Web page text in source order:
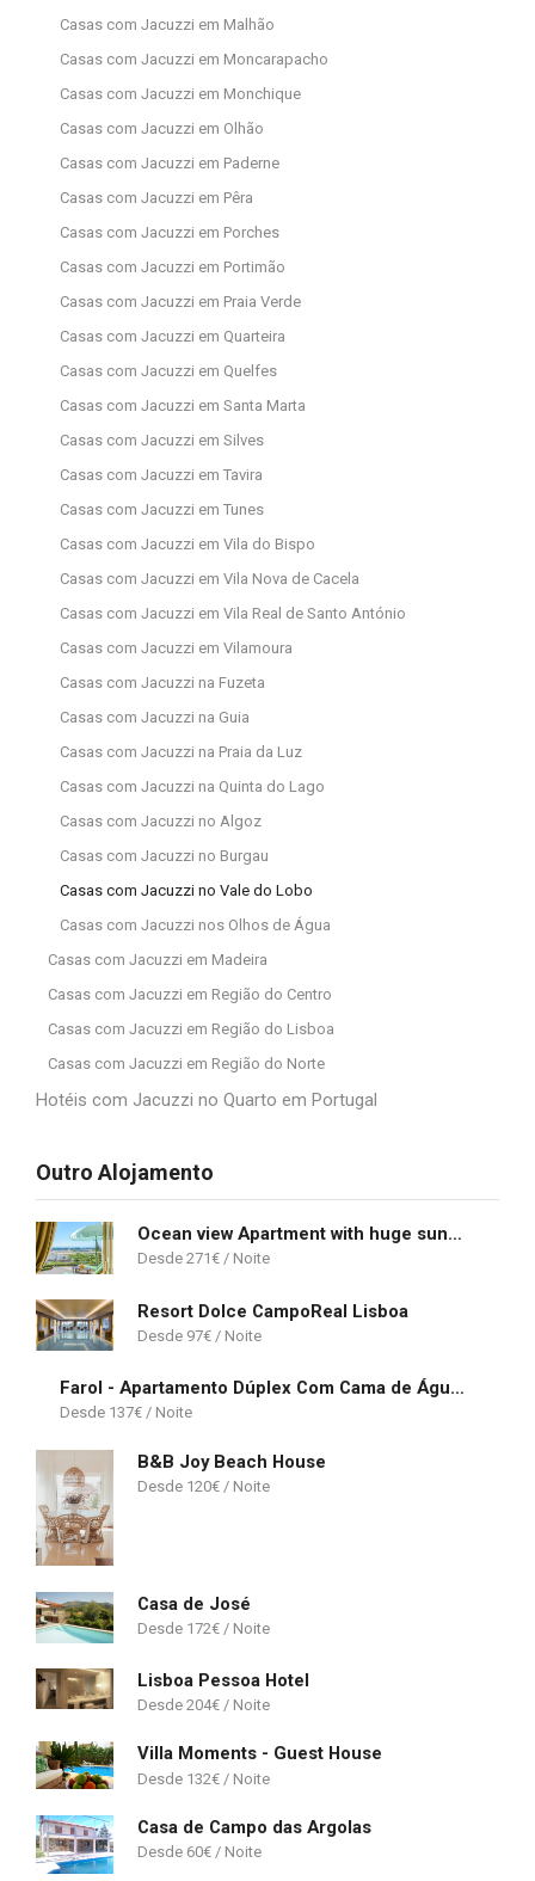
Casas com Jacuzzi em Malhão
Casas com Jacuzzi em Moncarapacho
Casas com Jacuzzi em Monchique
Casas com Jacuzzi em Olhão
Casas com Jacuzzi em Paderne
Casas com Jacuzzi em Pêra
Casas com Jacuzzi em Porches
Casas com Jacuzzi em Portimão
Casas com Jacuzzi em Praia Verde
Casas com Jacuzzi em Quarteira
Casas com Jacuzzi em Quelfes
Casas com Jacuzzi em Santa Marta
Casas com Jacuzzi em Silves
Casas com Jacuzzi em Tavira
Casas com Jacuzzi em Tunes
Casas com Jacuzzi em Vila do Bispo
Casas com Jacuzzi em Vila Nova de Cacela
Casas com Jacuzzi em Vila Real de Santo António
Casas com Jacuzzi em Vilamoura
Casas com Jacuzzi na Fuzeta
Casas com Jacuzzi na Guia
Casas com Jacuzzi na Praia da Luz
Casas com Jacuzzi na Quinta do Lago
Casas com Jacuzzi no Algoz
Casas com Jacuzzi no Burgau
Casas com Jacuzzi no Vale do Lobo
Casas com Jacuzzi nos Olhos de Água
Casas com Jacuzzi em Madeira
Casas com Jacuzzi em Região do Centro
Casas com Jacuzzi em Região do Lisboa
Casas com Jacuzzi em Região do Norte
Hotéis com Jacuzzi no Quarto em Portugal
Outro Alojamento
Ocean view Apartment with huge sunny Terrace, 2 Swimming pools & Tennis court
271€
Resort Dolce CampoReal Lisboa
97€
Farol - Apartamento Dúplex Com Cama de Água - Duna Parque Group
137€
B&B Joy Beach House
120€
Casa de José
172€
Lisboa Pessoa Hotel
204€
Villa Moments - Guest House
132€
Casa de Campo das Argolas
60€